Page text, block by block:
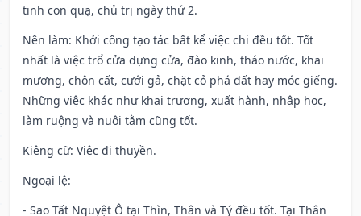
tinh con quạ, chủ trị ngày thứ 2.
Nên làm: Khởi công tạo tác bất kể việc chi đều tốt. Tốt
nhất là việc trổ cửa dựng cửa, đào kinh, tháo nước, khai
mương, chôn cất, cưới gả, chặt cỏ phá đất hay móc giếng.
Những việc khác như khai trương, xuất hành, nhập học,
làm ruộng và nuôi tằm cũng tốt.
Kiêng cữ: Việc đi thuyền.
Ngoại lệ:
- Sao Tất Nguyệt Ô tại Thìn, Thân và Tý đều tốt. Tại Thân